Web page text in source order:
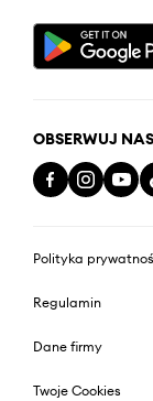
OBSERWUJ
Polityka
Regulamin
Dane firmy
Twoje Cookies